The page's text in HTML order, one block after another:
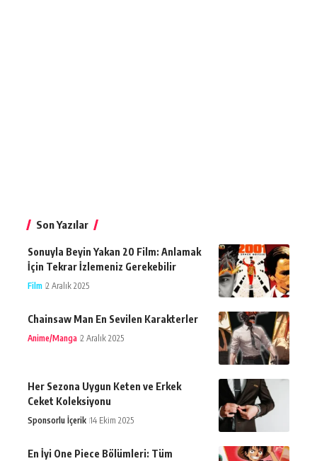
Son Yazılar
Sonuyla Beyin Yakan 20 Film: Anlamak
İçin Tekrar İzlemeniz Gerekebilir
Film 2 Aralık 2025
Chainsaw Man En Sevilen Karakterler
Anime/Manga 2 Aralık 2025
Her Sezona Uygun Keten ve Erkek
Ceket Koleksiyonu
Sponsorlu İçerik 14 Ekim 2025
En İyi One Piece Bölümleri: Tüm